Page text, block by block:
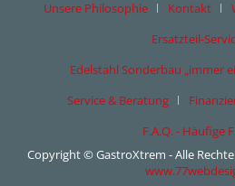
Unsere Philosophie
Kontakt
Ersatzteil-
Edelstahl Sonderbau „immer
Service & Beratung
F.A.Q. - Häufige
Copyright © GastroXtrem - Alle